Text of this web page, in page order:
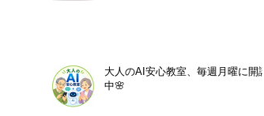
大人のAI安心教室、毎週月曜に開講
中🌸